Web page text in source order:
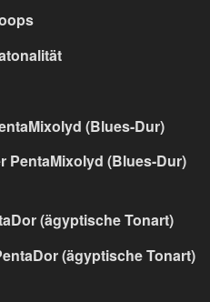
(Blues-Dur)
PentaMixolyd (Blues-Dur)
(ägyptische Tonart)
(ägyptische Tonart)